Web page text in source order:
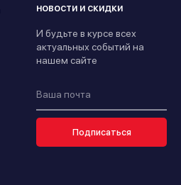
новости и скидки
И будьте в курсе всех
актуальных событий на
нашем сайте
Подписаться